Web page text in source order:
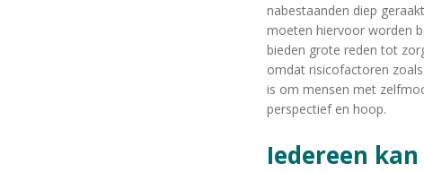
nabestaanden diep
moeten hiervoor worden
bieden grote reden tot
omdat risicofactoren
is om mensen met
perspectief en hoop.
Iedereen